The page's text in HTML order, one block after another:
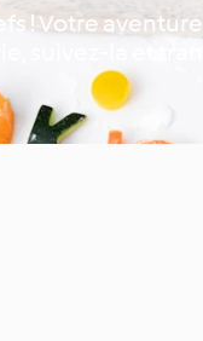
! Votre
suivez-la et